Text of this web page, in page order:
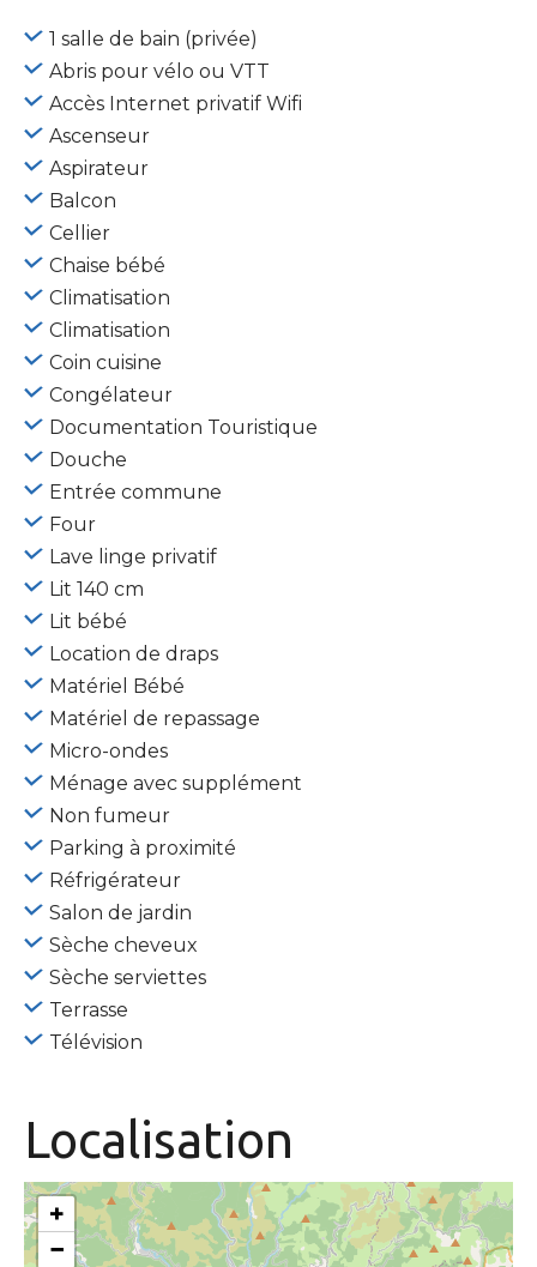
1 salle de bain (privée)
Abris pour vélo ou VTT
Accès Internet privatif Wifi
Ascenseur
Aspirateur
Balcon
Cellier
Chaise bébé
Climatisation
Climatisation
Coin cuisine
Congélateur
Documentation Touristique
Douche
Entrée commune
Four
Lave linge privatif
Lit 140 cm
Lit bébé
Location de draps
Matériel Bébé
Matériel de repassage
Micro-ondes
Ménage avec supplément
Non fumeur
Parking à proximité
Réfrigérateur
Salon de jardin
Sèche cheveux
Sèche serviettes
Terrasse
Télévision
Localisation
+
−